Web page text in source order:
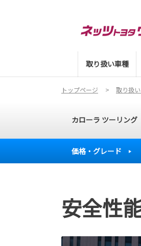
取り扱い車種
トップページ 取り扱
カローラ ツーリング
価格・グレード
安全性